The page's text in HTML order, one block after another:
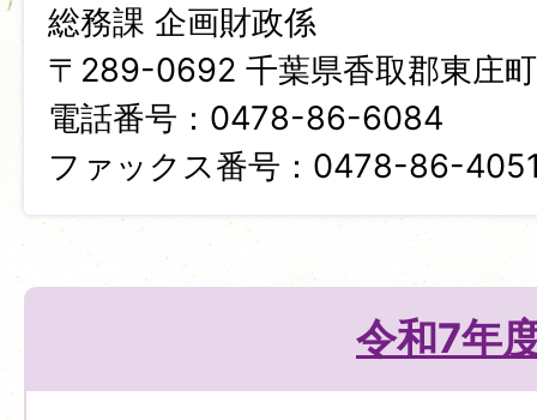
総務課 企画財政係
〒289-0692 千葉県香取郡東庄
電話番号：0478-86-6084
ファックス番号：0478-86-
令和7年